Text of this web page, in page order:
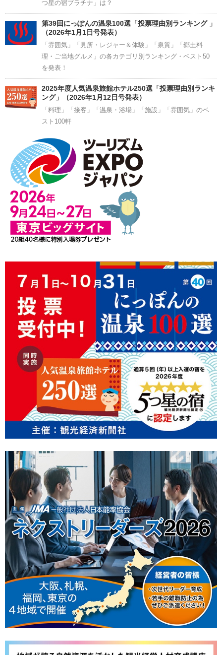
つ星の宿プラチナ」は？
第39回にっぽんの温泉100選「投票理由別ランキング 」
（2026年1月1日号発表）
「雰囲気」「見所・レジャー＆体験」「泉質」「郷土料
理・ご当地グルメ」の各カテゴリ別ランキング・ベスト50
を発表！
2025年度人気温泉旅館ホテル250選「投票理由別ランキ
ング」（2026年1月12日号発表）
「料理」「接客」「温泉・浴場」「施設」「雰囲気」のベ
スト100軒